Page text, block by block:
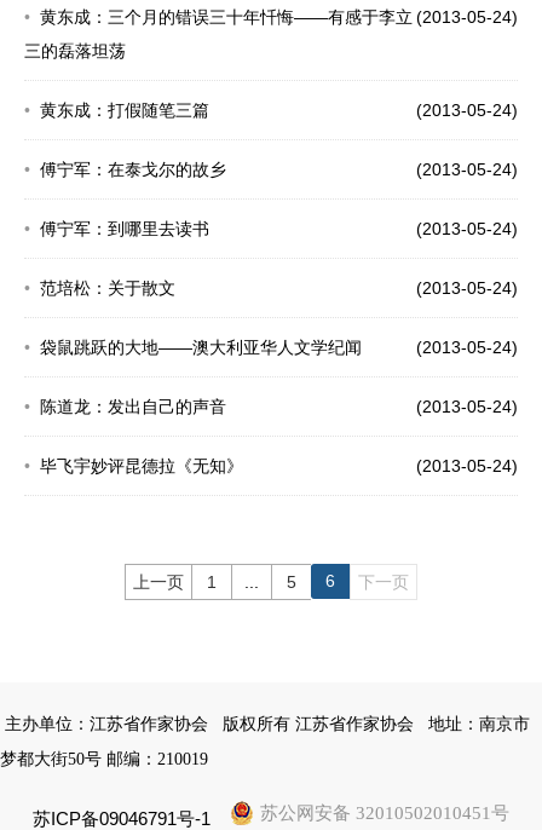
(2013-05-24)
黄东成：三个月的错误三十年忏悔——有感于李立
三的磊落坦荡
(2013-05-24)
黄东成：打假随笔三篇
(2013-05-24)
傅宁军：在泰戈尔的故乡
(2013-05-24)
傅宁军：到哪里去读书
(2013-05-24)
范培松：关于散文
(2013-05-24)
袋鼠跳跃的大地——澳大利亚华人文学纪闻
(2013-05-24)
陈道龙：发出自己的声音
(2013-05-24)
毕飞宇妙评昆德拉《无知》
上一页 1 5 6 下一页
主办单位：江苏省作家协会 版权所有 江苏省作家协会
地址：南京市
梦都大街50号 邮编：210019
苏ICP备09046791号-1 苏公网安备 32010502010451号